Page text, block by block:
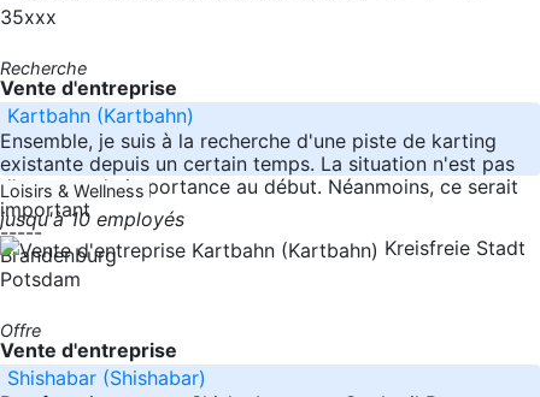
35xxx
Recherche
Vente d'entreprise
Kartbahn (Kartbahn)
Ensemble, je suis à la recherche d'une piste de karting
existante depuis un certain temps. La situation n'est pas
d'une grande importance au début. Néanmoins, ce serait
important
-----
Brandenburg
Loisirs & Wellness
jusqu'à 10 employés
Kreisfreie Stadt
Potsdam
Offre
Vente d'entreprise
Shishabar (Shishabar)